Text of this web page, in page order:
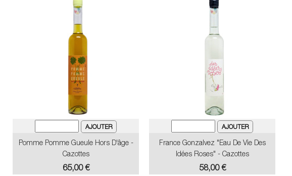
Pomme Pomme Gueule Hors D'âge -
Cazottes
Prix
65,00 €
France Gonzalvez "Eau De Vie Des
Idées Roses" - Cazottes
Prix
58,00 €